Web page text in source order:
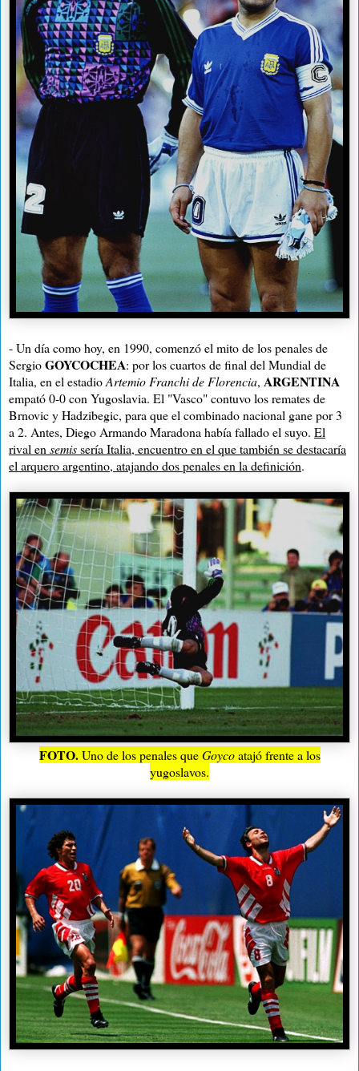
- Un día como hoy, en 1990, comenzó el mito de los penales de
SergioGOYCOCHEA: por los cuartos de final del Mundial de
Italia, en el estadioArtemio Franchi de Florencia, ARGENTINA
empató 0-0 con Yugoslavia. El "Vasco" contuvo los remates de
Brnovic y Hadzibegic, para que el combinado nacional gane por 3
a 2. Antes, Diego Armando Maradona había fallado el suyo. El
rival en semissería Italia, encuentro en el que también se destacaría
el arquero argentino, atajando dos penales en la definición.
FOTO.Uno de los penales queGoycoatajó frente a los
yugoslavos.